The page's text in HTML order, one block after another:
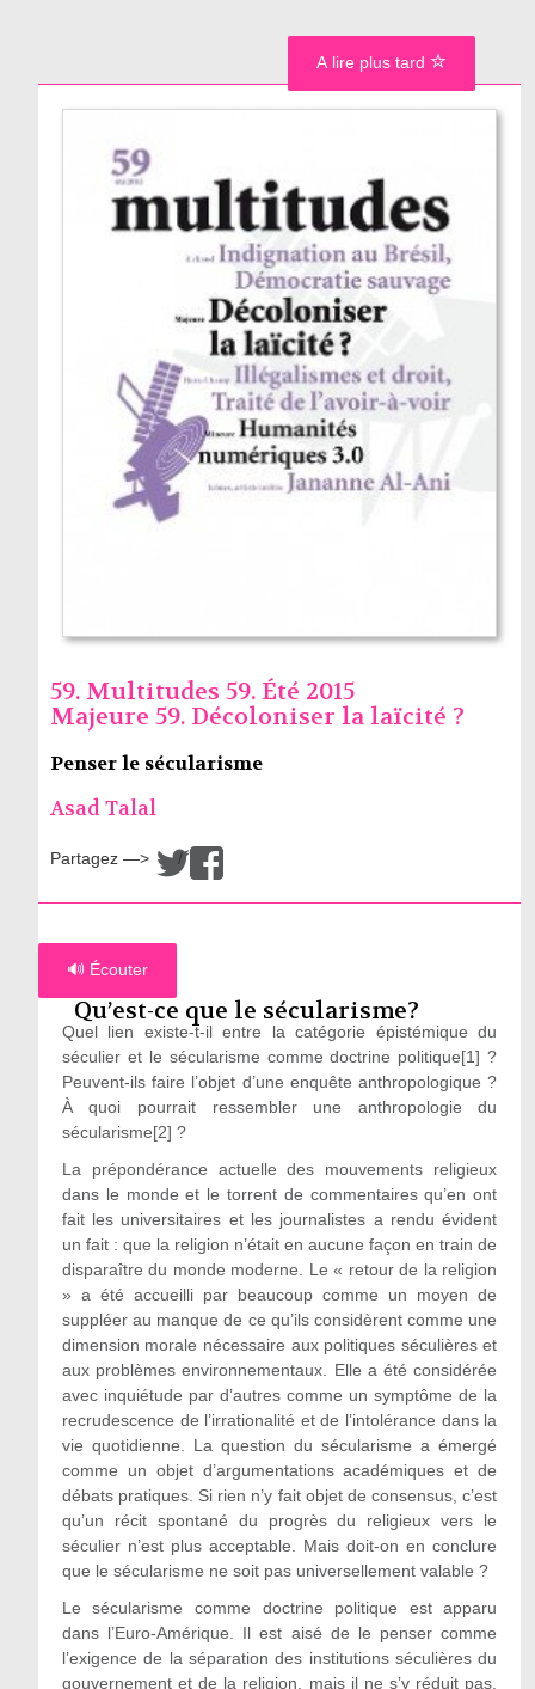
59. Multitudes 59. Été 2015
Majeure 59. Décoloniser la laïcité ?
Penser le sécularisme
Asad Talal
Partagez —> /
🔊 Écouter
Qu’est-ce que le sécularisme?
Quel lien existe-t-il entre la catégorie épistémique du
séculier et le sécularisme comme doctrine politique[1] ?
Peuvent-ils faire l’objet d’une enquête anthropologique ?
À quoi pourrait ressembler une anthropologie du
sécularisme[2] ?
La prépondérance actuelle des mouvements religieux
dans le monde et le torrent de commentaires qu’en ont
fait les universitaires et les journalistes a rendu évident
un fait : que la religion n’était en aucune façon en train de
disparaître du monde moderne. Le « retour de la religion
» a été accueilli par beaucoup comme un moyen de
suppléer au manque de ce qu’ils considèrent comme une
dimension morale nécessaire aux politiques séculières et
aux problèmes environnementaux. Elle a été considérée
avec inquiétude par d’autres comme un symptôme de la
recrudescence de l’irrationalité et de l’intolérance dans la
vie quotidienne. La question du sécularisme a émergé
comme un objet d’argumentations académiques et de
débats pratiques. Si rien n’y fait objet de consensus, c’est
qu’un récit spontané du progrès du religieux vers le
séculier n’est plus acceptable. Mais doit-on en conclure
que le sécularisme ne soit pas universellement valable ?
Le sécularisme comme doctrine politique est apparu
dans l’Euro-Amérique. Il est aisé de le penser comme
l’exigence de la séparation des institutions séculières du
gouvernement et de la religion, mais il ne s’y réduit pas.
A lire plus tard